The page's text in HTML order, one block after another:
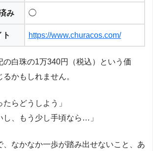
み ◯
https://www.churacos.com/
の白珠の1万340円（税込）という価
かもしれません。
たらどうしよう」
し、もう少し手頃なら…」
、なかなか一歩が踏み出せないこと、あ